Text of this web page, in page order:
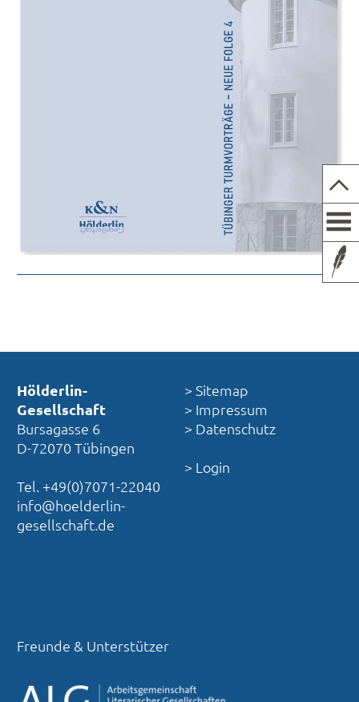
Hölderlin-
Gesellschaft
Bursagasse 6
D-72070 Tübingen
Tel. +49(0)7071-22040
info@hoelderlin-
gesellschaft.de
> Sitemap
> Impressum
> Datenschutz
> Login
Freunde & Unterstützer